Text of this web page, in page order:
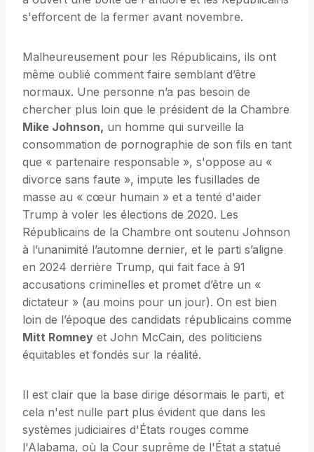
s'efforcent de la fermer avant novembre.
Malheureusement pour les Républicains, ils ont
même oublié comment faire semblant d’être
normaux. Une personne n’a pas besoin de
chercher plus loin que le président de la Chambre
Mike Johnson, un homme qui surveille la
consommation de pornographie de son fils en tant
que « partenaire responsable », s'oppose au «
divorce sans faute », impute les fusillades de
masse au « cœur humain » et a tenté d'aider
Trump à voler les élections de 2020. Les
Républicains de la Chambre ont soutenu Johnson
à l’unanimité l’automne dernier, et le parti s’aligne
en 2024 derrière Trump, qui fait face à 91
accusations criminelles et promet d’être un «
dictateur » (au moins pour un jour). On est bien
loin de l’époque des candidats républicains comme
Mitt Romney et John McCain, des politiciens
équitables et fondés sur la réalité.
Il est clair que la base dirige désormais le parti, et
cela n'est nulle part plus évident que dans les
systèmes judiciaires d'États rouges comme
l'Alabama, où la Cour suprême de l'État a statué